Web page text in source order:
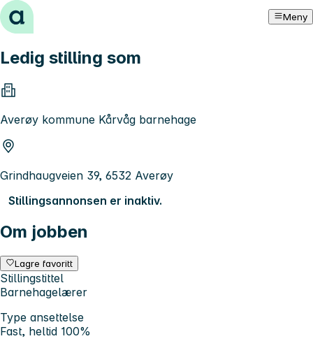
Hopp til innhold Meny
Ledig stilling som
Averøy kommune Kårvåg barnehage
Grindhaugveien 39, 6532 Averøy
Stillingsannonsen er inaktiv.
Om jobben
Lagre favoritt
Stillingstittel
Barnehagelærer
Type ansettelse
Fast, heltid 100%